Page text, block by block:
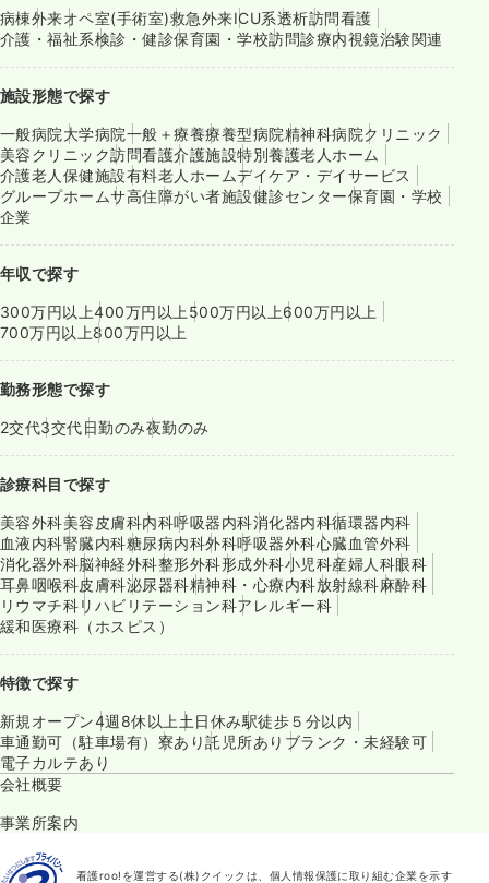
病棟外来オペ室(手術室)救急外来ICU系透析訪問看護
介護・福祉系検診・健診保育園・学校訪問診療内視鏡治験関連
施設形態で探す
一般病院大学病院一般＋療養療養型病院精神科病院クリニック
美容クリニック訪問看護介護施設特別養護老人ホーム
介護老人保健施設有料老人ホームデイケア・デイサービス
グループホームサ高住障がい者施設健診センター保育園・学校
企業
年収で探す
300万円以上400万円以上 500万円以上600万円以上
700万円以上800万円以上
勤務形態で探す
2交代3交代日勤のみ夜勤のみ
診療科目で探す
美容外科美容皮膚科内科呼吸器内科消化器内科循環器内科
血液内科腎臓内科糖尿病内科外科呼吸器外科心臓血管外科
消化器外科脳神経外科整形外科形成外科小児科産婦人科眼科
耳鼻咽喉科皮膚科泌尿器科精神科・心療内科放射線科麻酔科
リウマチ科リハビリテーション科アレルギー科
緩和医療科（ホスピス）
特徴で探す
新規オープン4週8休以上 土日休み駅徒歩５分以内
車通勤可（駐車場有） 寮あり託児所あり ブランク・未経験可
電子カルテあり
会社概要
事業所案内
看護roo!を運営する(株)クイックは、個人情報保護に取り組む企業を示す